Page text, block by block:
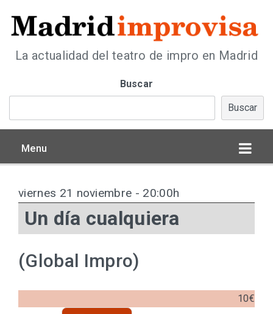
La actualidad del teatro de impro en Madrid
Buscar
Buscar
Menu
viernes 21 noviembre - 20:00h
Un día cualquiera
(Global Impro)
10€